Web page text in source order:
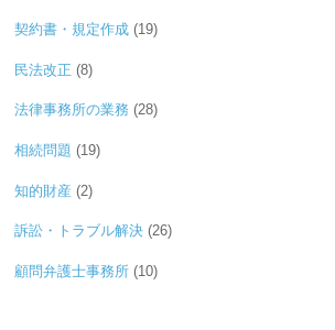
契約書・規定作成 (19)
民法改正 (8)
法律事務所の業務 (28)
相続問題 (19)
知的財産 (2)
訴訟・トラブル解決 (26)
顧問弁護士事務所 (10)